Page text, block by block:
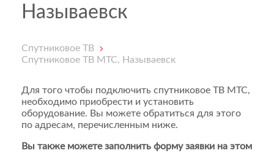
Называевск
Спутниковое ТВ
Спутниковое ТВ МТС, Называевск
Для того чтобы подключить спутниковое ТВ МТС,
необходимо приобрести и установить
оборудование. Вы можете обратиться для этого
по адресам, перечисленным ниже.
Вы также можете заполнить форму заявки на этом